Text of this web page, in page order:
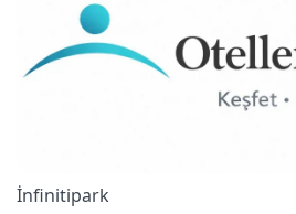
İnfinitipark